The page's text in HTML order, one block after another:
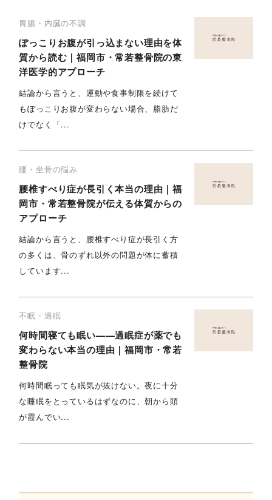
胃腸・内臓の不調
ぽっこりお腹が引っ込まない理由を体
質から読む｜福岡市・常若整骨院の東
洋医学的アプローチ
結論から言うと、運動や食事制限を続けて
もぽっこりお腹が変わらない場合、脂肪だ
けでなく「...
腰・坐骨の悩み
腰椎すべり症が長引く本当の理由｜福
岡市・常若整骨院が伝える体質からの
アプローチ
結論から言うと、腰椎すべり症が長引く方
の多くは、骨のずれ以外の問題が体に蓄積
しています...
不眠・過眠
何時間寝ても眠い——過眠症が薬でも
変わらない本当の理由｜福岡市・常若
整骨院
何時間眠っても眠気が抜けない。夜に十分
な睡眠をとっているはずなのに、朝から頭
が霞んでい...